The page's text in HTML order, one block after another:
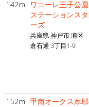
142m
ワコーレ王子公園
ステーションスタ
ーズ
兵庫県 神戸市 灘区
倉石通 3丁目1-9
152m 甲南オークス摩耶